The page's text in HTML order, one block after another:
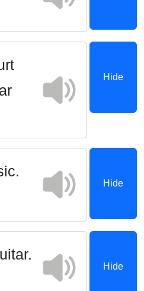
Hide
Hide
Hide